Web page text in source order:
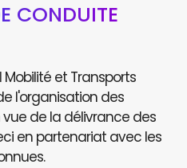
CONDUITE
Mobilité et Transports
l'organisation des
de la délivrance des
en partenariat avec les